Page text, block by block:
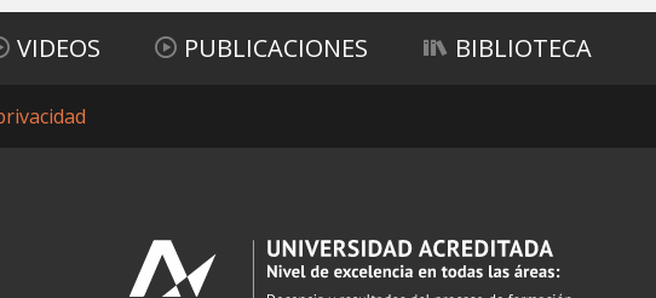
VIDEOS PUBLICACIONES BIBLIOTECA